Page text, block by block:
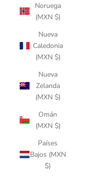
Noruega
(MXN $)
Nueva
Caledonia
(MXN $)
Nueva
Zelanda
(MXN $)
Omán
(MXN $)
Países
Bajos (MXN
$)